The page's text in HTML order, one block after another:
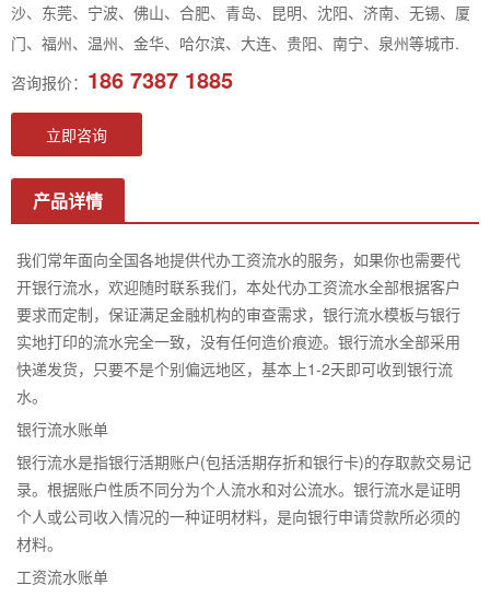
沙、东莞、宁波、佛山、合肥、青岛、昆明、沈阳、济南、无锡、厦
门、福州、温州、金华、哈尔滨、大连、贵阳、南宁、泉州等城市.
咨询报价： 186 7387 1885
立即咨询
产品详情
我们常年面向全国各地提供代办工资流水的服务，如果你也需要代
开银行流水，欢迎随时联系我们，本处代办工资流水全部根据客户
要求而定制，保证满足金融机构的审查需求，银行流水模板与银行
实地打印的流水完全一致，没有任何造价痕迹。银行流水全部采用
快递发货，只要不是个别偏远地区，基本上1-2天即可收到银行流
水。
银行流水账单
银行流水是指银行活期账户(包括活期存折和银行卡)的存取款交易记
录。根据账户性质不同分为个人流水和对公流水。银行流水是证明
个人或公司收入情况的一种证明材料，是向银行申请贷款所必须的
材料。
工资流水账单